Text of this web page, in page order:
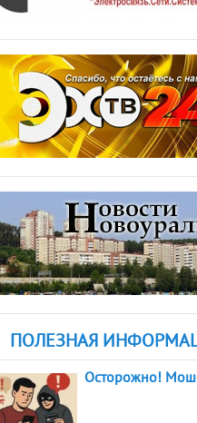
ПОЛЕЗНАЯ
Осторожно!